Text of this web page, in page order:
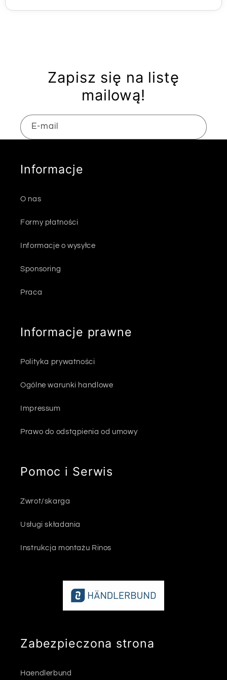
Zapisz się na listę
mailową!
E-mail
Informacje
O nas
Formy płatności
Informacje o wysyłce
Sponsoring
Praca
Informacje prawne
Polityka prywatności
Ogólne warunki handlowe
Impressum
Prawo do odstąpienia od umowy
Pomoc i Serwis
Zwrot/skarga
Usługi składania
Instrukcja montażu Rinos
Zabezpieczona strona
Haendlerbund